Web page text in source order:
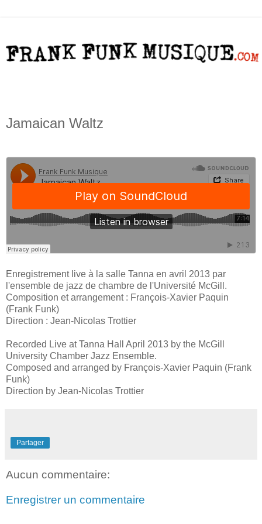
Jamaican Waltz
Enregistrement live à la salle Tanna en avril 2013 par
l'ensemble de jazz de chambre de l'Université McGill.
Composition et arrangement : François-Xavier Paquin
(Frank Funk)
Direction : Jean-Nicolas Trottier
Recorded Live at Tanna Hall April 2013 by the McGill
University Chamber Jazz Ensemble.
Composed and arranged by François-Xavier Paquin (Frank
Funk)
Direction by Jean-Nicolas Trottier
Partager
Aucun commentaire:
Enregistrer un commentaire